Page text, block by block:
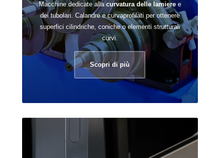
Macchine dedicate alla curvatura delle lamieree
dei tubolari. Calandre e curvaprofilati per ottenere
superfici cilindriche, coniche o elementi strutturali
curvi.
Scopri di più